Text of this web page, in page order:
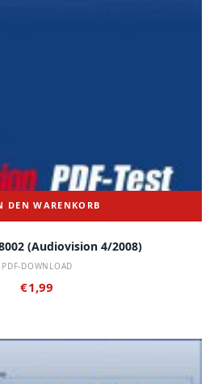
DEN WARENKORB
(audiovision 4/2008)
PDF-DOWNLOAD
€1,99